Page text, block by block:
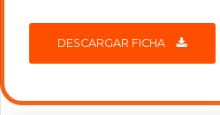
DESCARGAR FICHA